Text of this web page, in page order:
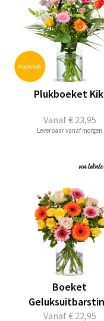
Vanaf€ 23,95
Plukboeket
Leverbaar vanaf morgen
Vanaf€ 22,95
Boeket